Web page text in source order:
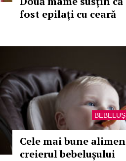
fost epilați cu ceară
Cele mai bune
creierul bebelușului